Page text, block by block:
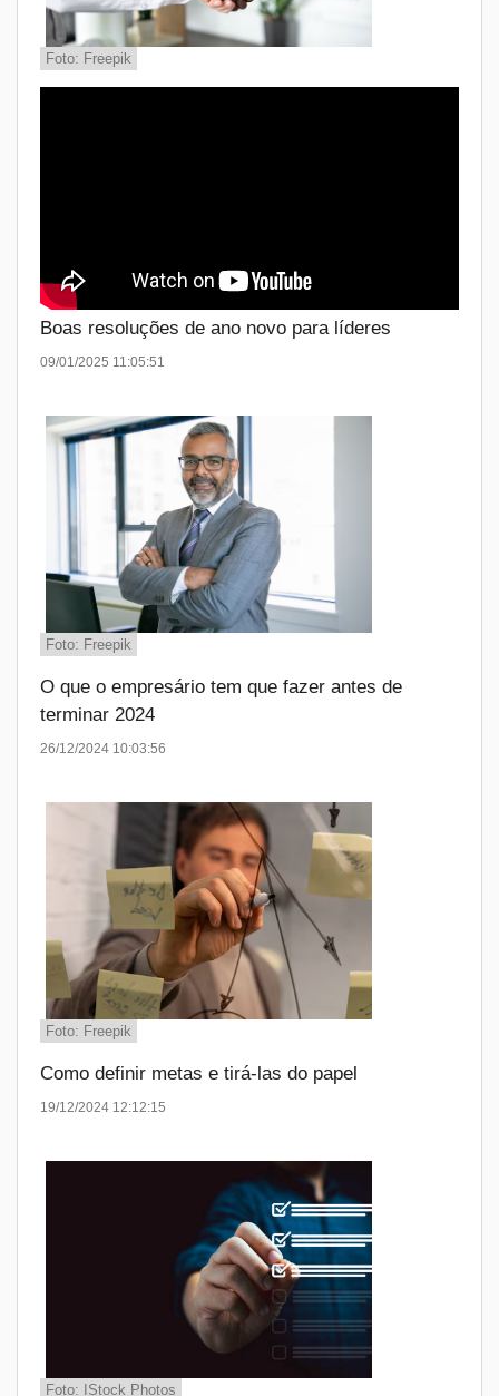
Foto: Freepik
Boas resoluções de ano novo para líderes
09/01/2025 11:05:51
Foto: Freepik
O que o empresário tem que fazer antes de
terminar 2024
26/12/2024 10:03:56
Foto: Freepik
Como definir metas e tirá-las do papel
19/12/2024 12:12:15
Foto: IStock Photos